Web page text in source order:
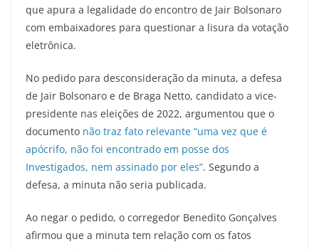
que apura a legalidade do encontro de Jair Bolsonaro
com embaixadores para questionar a lisura da votação
eletrônica.
No pedido para desconsideração da minuta, a defesa
de Jair Bolsonaro e de Braga Netto, candidato a vice-
presidente nas eleições de 2022, argumentou que o
documento não traz fato relevante “uma vez que é
apócrifo, não foi encontrado em posse dos
Investigados, nem assinado por eles”. Segundo a
defesa, a minuta não seria publicada.
Ao negar o pedido, o corregedor Benedito Gonçalves
afirmou que a minuta tem relação com os fatos